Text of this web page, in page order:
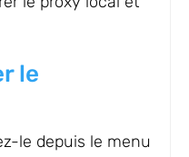
le
le depuis le menu